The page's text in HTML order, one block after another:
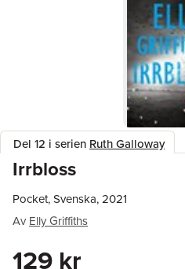
Del 12 i serien Ruth Galloway
Irrbloss
Pocket, Svenska, 2021
Av Elly Griffiths
129 kr